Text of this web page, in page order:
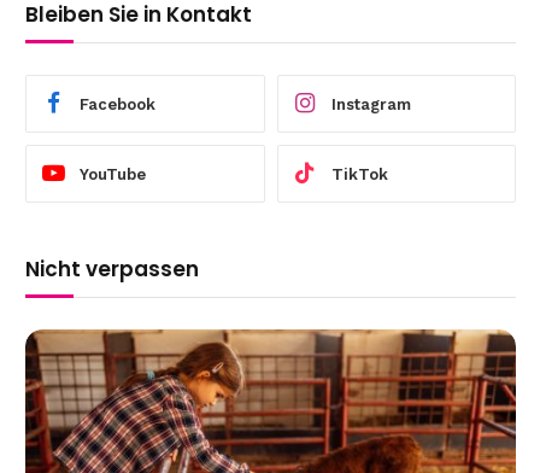
Bleiben Sie in Kontakt
Facebook Instagram
YouTube TikTok
Nicht verpassen